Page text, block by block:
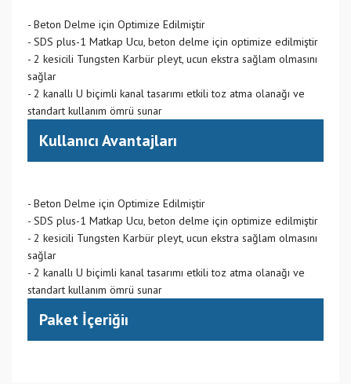
- Beton Delme için Optimize Edilmiştir
- SDS plus-1 Matkap Ucu, beton delme için optimize edilmiştir
- 2 kesicili Tungsten Karbür pleyt, ucun ekstra sağlam olmasını
sağlar
- 2 kanallı U biçimli kanal tasarımı etkili toz atma olanağı ve
standart kullanım ömrü sunar
Kullanıcı Avantajları
- Beton Delme için Optimize Edilmiştir
- SDS plus-1 Matkap Ucu, beton delme için optimize edilmiştir
- 2 kesicili Tungsten Karbür pleyt, ucun ekstra sağlam olmasını
sağlar
- 2 kanallı U biçimli kanal tasarımı etkili toz atma olanağı ve
standart kullanım ömrü sunar
Paket İçeriğiı